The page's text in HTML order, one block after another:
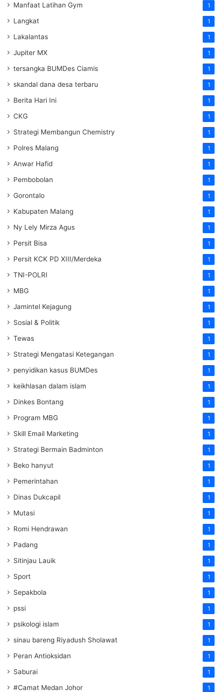
Manfaat Latihan Gym 1
Langkat 1
Lakalantas 1
Jupiter MX 1
tersangka BUMDes Ciamis 1
skandal dana desa terbaru 1
Berita Hari Ini 1
CKG 1
Strategi Membangun Chemistry 1
Polres Malang 1
Anwar Hafid 1
Pembobolan 1
Gorontalo 1
Kabupaten Malang 1
Ny Lely Mirza Agus 1
Persit Bisa 1
Persit KCK PD XIII/Merdeka 1
TNI-POLRI 1
MBG 1
Jamintel Kejagung 1
Sosial & Politik 1
Tewas 1
Strategi Mengatasi Ketegangan 1
penyidikan kasus BUMDes 1
keikhlasan dalam islam 1
Dinkes Bontang 1
Program MBG 1
Skill Email Marketing 1
Strategi Bermain Badminton 1
Beko hanyut 1
Pemerintahan 1
Dinas Dukcapil 1
Mutasi 1
Romi Hendrawan 1
Padang 1
Sitinjau Lauik 1
Sport 1
Sepakbola 1
pssi 1
psikologi islam 1
sinau bareng Riyadush Sholawat 1
Peran Antioksidan 1
Saburai 1
#Camat Medan Johor 1